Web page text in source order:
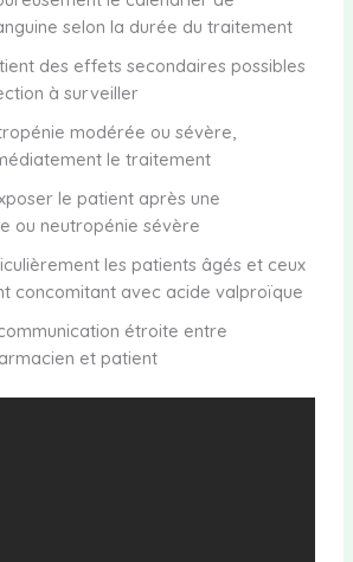
selon la durée du traitement
des effets secondaires possibles
à surveiller
modérée ou sévère,
le traitement
le patient après une
ou neutropénie sévère
les patients âgés et ceux
concomitant avec acide valproïque
étroite entre
et patient